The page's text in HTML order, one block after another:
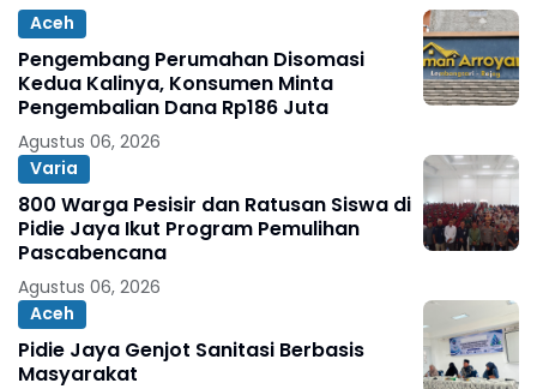
Aceh
Pengembang Perumahan Disomasi
Kedua Kalinya, Konsumen Minta
Pengembalian Dana Rp186 Juta
Agustus 06, 2026
Varia
800 Warga Pesisir dan Ratusan Siswa di
Pidie Jaya Ikut Program Pemulihan
Pascabencana
Agustus 06, 2026
Aceh
Pidie Jaya Genjot Sanitasi Berbasis
Masyarakat